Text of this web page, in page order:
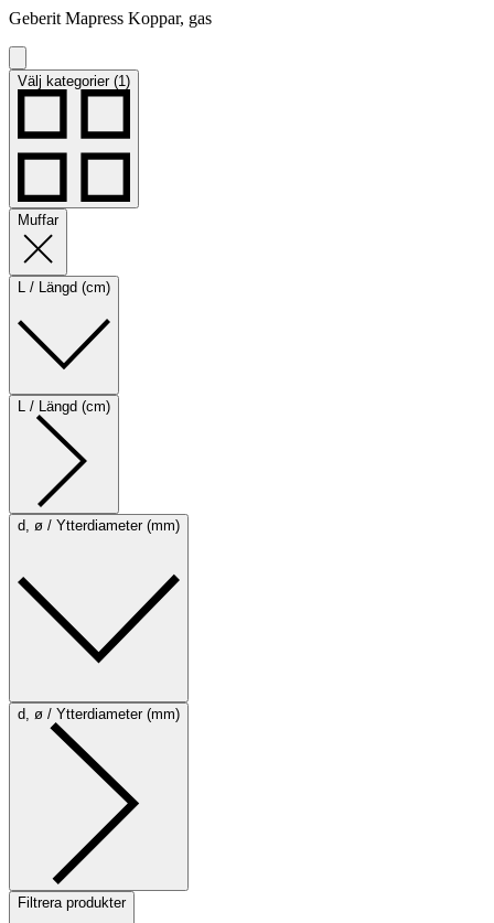
Geberit Mapress Koppar, gas
Välj kategorier (1)
Muffar
L / Längd (cm)
L / Längd (cm)
d, ø / Ytterdiameter (mm)
d, ø / Ytterdiameter (mm)
Filtrera produkter